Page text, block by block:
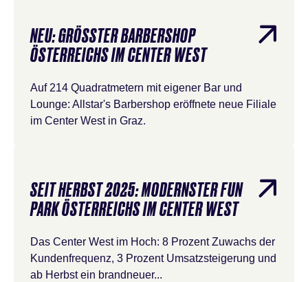
NEU: GRÖSSTER BARBERSHOP Ö
STERREICHS IM CENTER WEST
Auf 214 Quadratmetern mit eigener Bar und
Lounge: Allstar's Barbershop eröffnete neue Filiale
im Center West in Graz.
SEIT HERBST 2025: MODERNSTER FUN
PARK ÖSTERREICHS IM CENTER WEST
Das Center West im Hoch: 8 Prozent Zuwachs der
Kundenfrequenz, 3 Prozent Umsatzsteigerung und
ab Herbst ein brandneuer...